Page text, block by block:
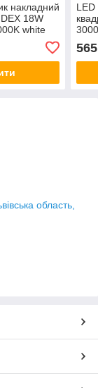
накладний
18W
white
LED
565
область,